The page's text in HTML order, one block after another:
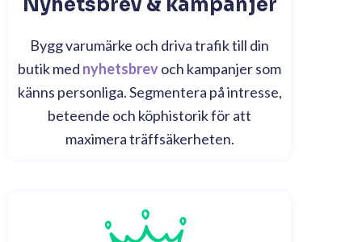
Bygg varumärke och driva trafik till din
butik med nyhetsbrevoch kampanjer som
känns personliga. Segmentera på intresse,
beteende och köphistorik för att
maximera träffsäkerheten.